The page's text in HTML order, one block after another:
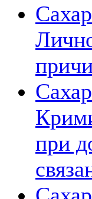
при